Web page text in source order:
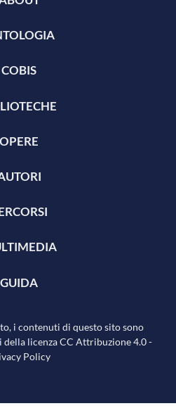
COBIS
OPERE
GUIDA
i contenuti di questo sito sono
licenza CC Attribuzione 4.0-
Policy